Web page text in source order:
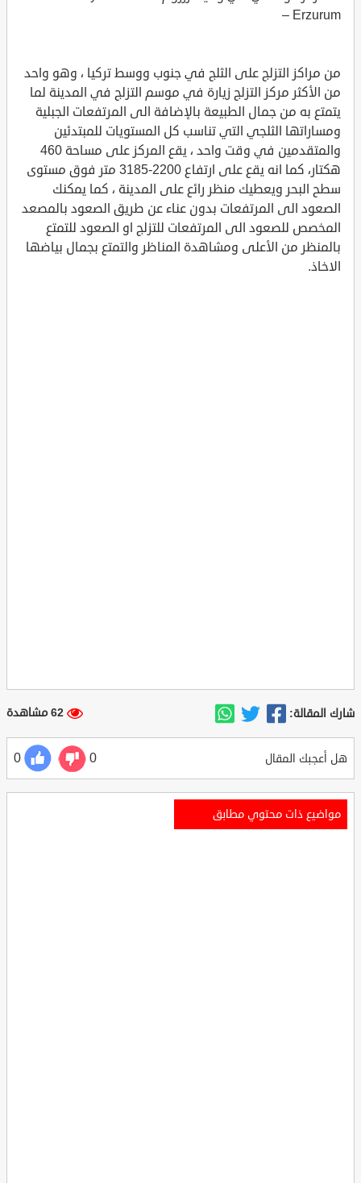
– Erzurum
من مراكز التزلج على الثلج في جنوب ووسط تركيا ، وهو واحد
من الأكثر مركز التزلج زيارة في موسم التزلج في المدينة لما
يتمتع به من جمال الطبيعة بالإضافة الى المرتفعات الجبلية
ومساراتها الثلجي التي تناسب كل المستويات للمبتدئين
والمتقدمين في وقت واحد ، يقع المركز على مساحة 460
هكتار، كما انه يقع على ارتفاع 2200-3185 متر فوق مستوى
سطح البحر ويعطيك منظر رائع على المدينة ، كما يمكنك
الصعود الى المرتفعات بدون عناء عن طريق الصعود بالمصعد
المخصص للصعود الى المرتفعات للتزلج او الصعود للتمتع
بالمنظر من الأعلى ومشاهدة المناظر والتمتع بجمال بياضها
الاخاذ.
شارك المقالة: 62 مشاهدة
هل أعجبك المقال 0
0
مواضيع ذات محتوي مطابق